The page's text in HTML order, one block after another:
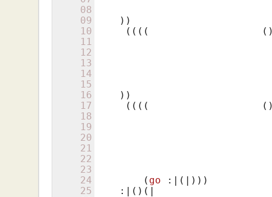
08
09
10
11
12
13
14
15
16
17
18
19
20
21
22
23
24
25
    )
)
     ((((                   ()
    )
)
     ((((                   ()
( go :|(|) ))
    :|
() (|